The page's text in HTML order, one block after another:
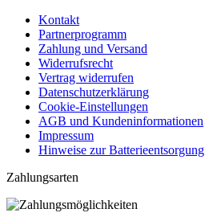
Kontakt
Partnerprogramm
Zahlung und Versand
Widerrufsrecht
Vertrag widerrufen
Datenschutzerklärung
Cookie-Einstellungen
AGB und Kundeninformationen
Impressum
Hinweise zur Batterieentsorgung
Zahlungsarten